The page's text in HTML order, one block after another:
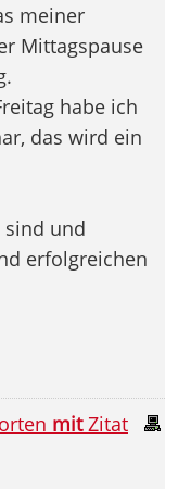
meiner
Mittagspause
habe ich
das wird ein
sind und
erfolgreichen
mitZitat